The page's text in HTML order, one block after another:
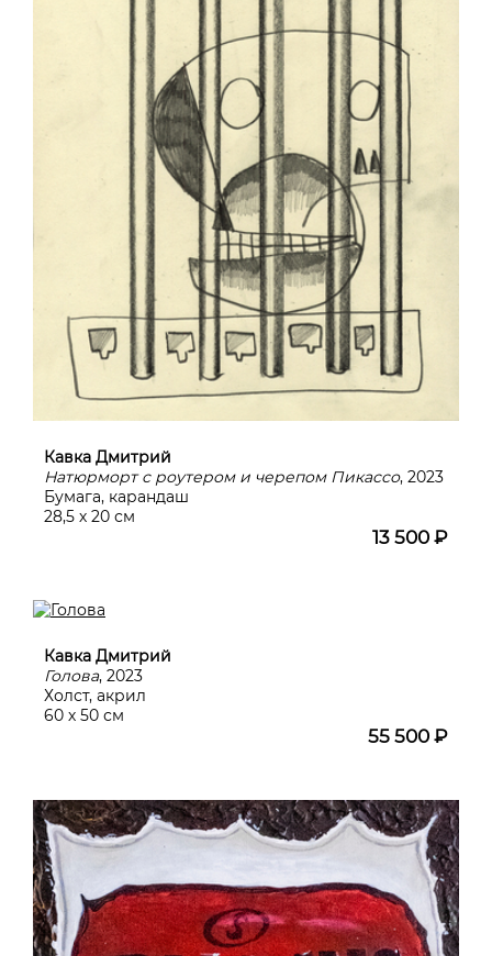
Кавка Дмитрий
Натюрморт с роутером и черепом Пикассо, 2023
Бумага, карандаш
28,5 х 20 см
13 500 ₽
Кавка Дмитрий
Голова, 2023
Холст, акрил
60 х 50 см
55 500 ₽